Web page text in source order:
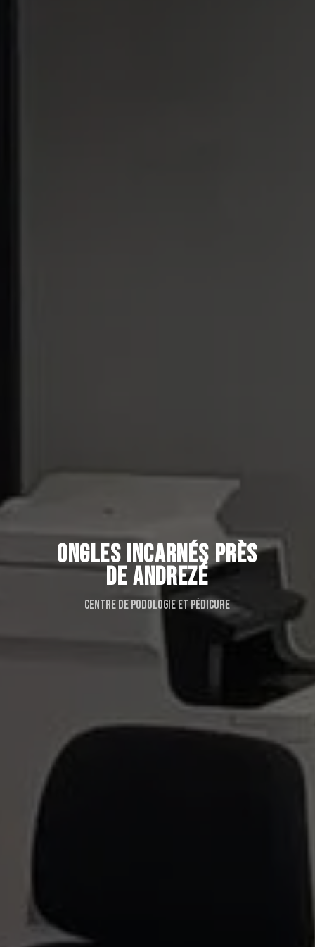
ONGLES INCARNÉS PRÈS
DE ANDREZÉ
Centre de podologie et pédicure